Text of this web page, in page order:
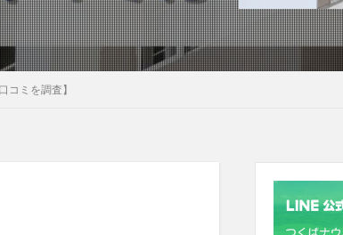
コミを調査】